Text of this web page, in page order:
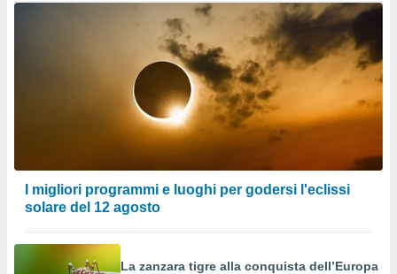
I migliori programmi e luoghi per godersi l'eclissi
solare del 12 agosto
La zanzara tigre alla conquista dell’Europa